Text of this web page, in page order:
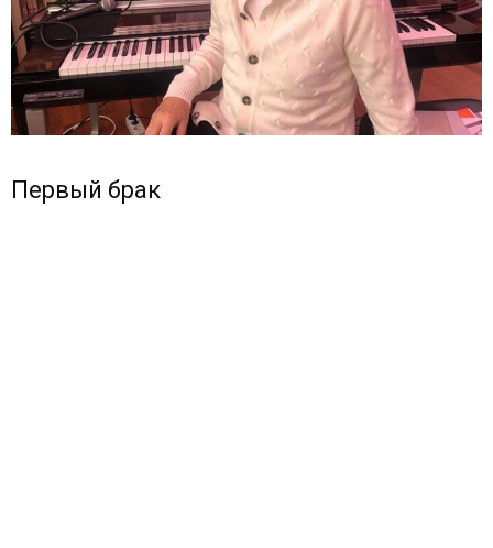
Первый брак